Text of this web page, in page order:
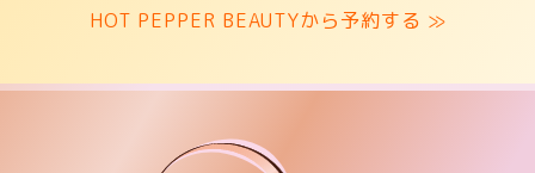
HOT PEPPER BEAUTYから予約する ≫